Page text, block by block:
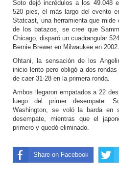
Soto dejó incrédulos a los 49.048
520 pies, el más largo del evento
Statcast, una herramienta que
de los batazos, se cree que
Chicago, disparó un cuadrangular
Bernie Brewer en Milwaukee en 2002.
Ohtani, la sensación de los
inicio lento pero obligó a dos
de caer 31-28 en la primera ronda.
Ambos llegaron empatados a 22
luego del primer desempate.
Washington, se voló la barda en
desempate, mientras que el
primero y quedó eliminado.
Share on Facebook